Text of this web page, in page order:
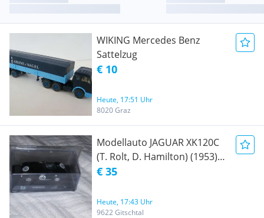
WIKING Mercedes Benz
Sattelzug
€ 10
Heute, 17:51 Uhr
8020 Graz
Modellauto JAGUAR XK120C
(T. Rolt, D. Hamilton) (1953)
(ZIM.2, 08.08)
€ 35
Heute, 17:43 Uhr
9622 Gitschtal